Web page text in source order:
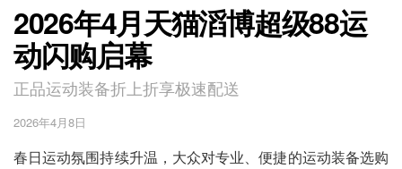
2026年4月天猫滔博超级88运
动闪购启幕
正品运动装备折上折享极速配送
2026年4月8日
春日运动氛围持续升温，大众对专业、便捷的运动装备选购